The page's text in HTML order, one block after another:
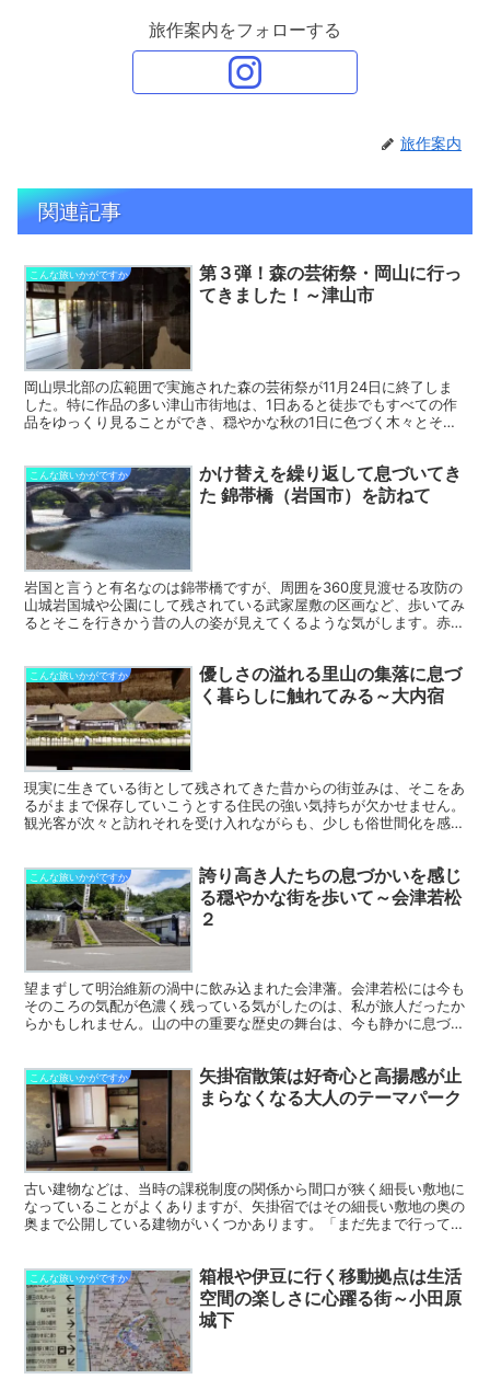
旅作案内をフォローする
旅作案内
関連記事
こんな旅いかがですか
第３弾！森の芸術祭・岡山に行っ
てきました！～津山市
岡山県北部の広範囲で実施された森の芸術祭が11月24日に終了しま
した。特に作品の多い津山市街地は、1日あると徒歩でもすべての作
品をゆっくり見ることができ、穏やかな秋の1日に色づく木々とその
こんな旅いかがですか
かけ替えを繰り返して息づいてき
た 錦帯橋（岩国市）を訪ねて
岩国と言うと有名なのは錦帯橋ですが、周囲を360度見渡せる攻防の
山城岩国城や公園にして残されている武家屋敷の区画など、歩いてみ
るとそこを行きかう昔の人の姿が見えてくるような気がします。赤い
こんな旅いかがですか
優しさの溢れる里山の集落に息づ
く暮らしに触れてみる～大内宿
現実に生きている街として残されてきた昔からの街並みは、そこをあ
るがままで保存していこうとする住民の強い気持ちが欠かせません。
観光客が次々と訪れそれを受け入れながらも、少しも俗世間化を感じ
こんな旅いかがですか
誇り高き人たちの息づかいを感じ
る穏やかな街を歩いて～会津若松
２
望まずして明治維新の渦中に飲み込まれた会津藩。会津若松には今も
そのころの気配が色濃く残っている気がしたのは、私が旅人だったか
らかもしれません。山の中の重要な歴史の舞台は、今も静かに息づき
こんな旅いかがですか
矢掛宿散策は好奇心と高揚感が止
まらなくなる大人のテーマパーク
古い建物などは、当時の課税制度の関係から間口が狭く細長い敷地に
なっていることがよくありますが、矢掛宿ではその細長い敷地の奥の
奥まで公開している建物がいくつかあります。「まだ先まで行ってい
こんな旅いかがですか
箱根や伊豆に行く移動拠点は生活
空間の楽しさに心躍る街～小田原
城下